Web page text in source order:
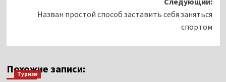
Назван простой способ заставить себя заняться
спортом
Похожие записи:
Туризм